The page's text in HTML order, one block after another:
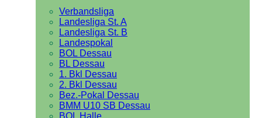
Verbandsliga
Landesliga St. A
Landesliga St. B
Landespokal
BOL Dessau
BL Dessau
1. Bkl Dessau
2. Bkl Dessau
Bez.-Pokal Dessau
BMM U10 SB Dessau
BOL Halle